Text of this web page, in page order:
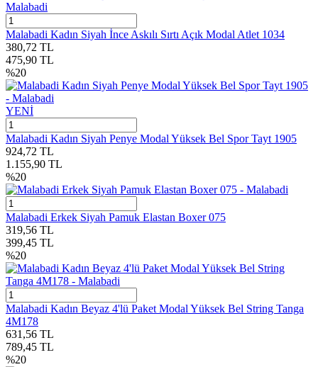
Malabadi Kadın Siyah İnce Askılı Sırtı Açık Modal Atlet 1034
380,72 TL
475,90 TL
%20
YENİ
Malabadi Kadın Siyah Penye Modal Yüksek Bel Spor Tayt 1905
924,72 TL
1.155,90 TL
%20
Malabadi Erkek Siyah Pamuk Elastan Boxer 075
319,56 TL
399,45 TL
%20
Malabadi Kadın Beyaz 4'lü Paket Modal Yüksek Bel String Tanga
4M178
631,56 TL
789,45 TL
%20